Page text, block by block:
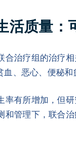
活质量：
合治疗组的治疗
血、恶心、便秘
率有所增加，但
和管理下，联合治